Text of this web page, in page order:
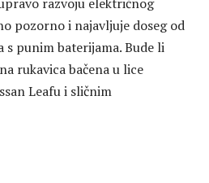
razvoju električnog
pozorno i najavljuje doseg od
punim baterijama. Bude li
rukavica bačena u lice
Leafu i sličnim